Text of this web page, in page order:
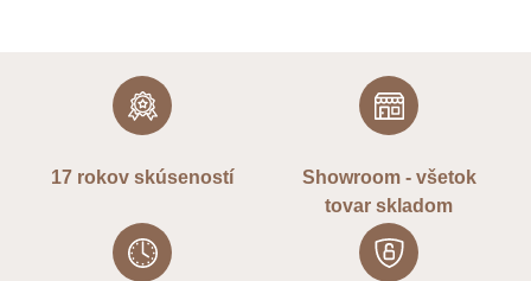
17 rokov skúseností
Showroom - všetok
tovar skladom